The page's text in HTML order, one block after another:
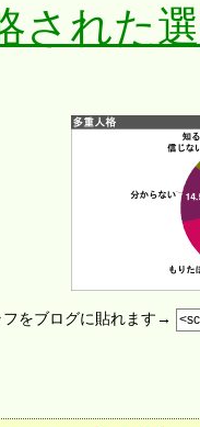
された
フをブログに貼れます→